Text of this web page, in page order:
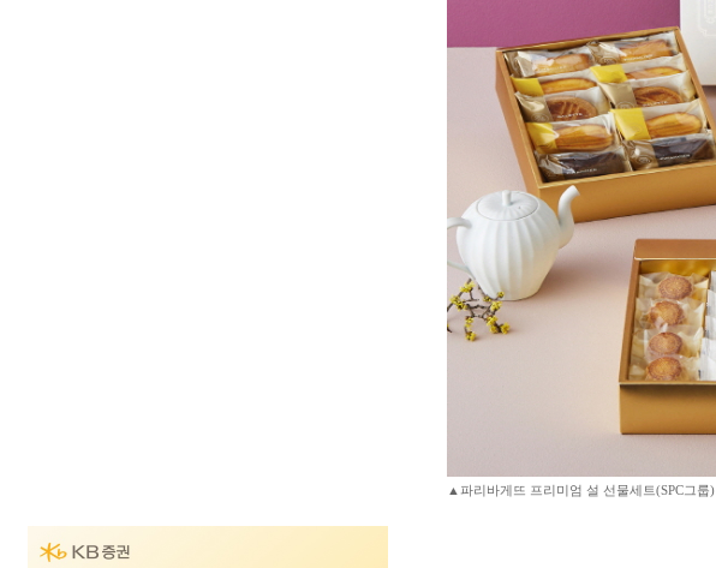
▲파리바게뜨 프리미엄 설 선물세트(SPC그룹)